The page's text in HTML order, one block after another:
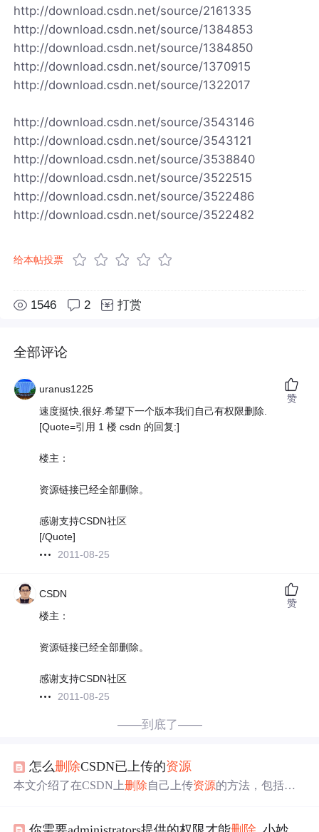
http://download.csdn.net/source/2161335
http://download.csdn.net/source/1384853
http://download.csdn.net/source/1384850
http://download.csdn.net/source/1370915
http://download.csdn.net/source/1322017
http://download.csdn.net/source/3543146
http://download.csdn.net/source/3543121
http://download.csdn.net/source/3538840
http://download.csdn.net/source/3522515
http://download.csdn.net/source/3522486
http://download.csdn.net/source/3522482
给本帖投票
1546 2 打赏
全部评论
uranus1225
速度挺快,很好.希望下一个版本我们自己有权限删除.
[Quote=引用 1 楼 csdn 的回复:]
楼主：
资源链接已经全部删除。
感谢支持CSDN社区
[/Quote]
2011-08-25
赞
CSDN
楼主：
资源链接已经全部删除。
感谢支持CSDN社区
2011-08-25
赞
——到底了——
怎么删除CSDN已上传的资源
本文介绍了在CSDN上删除自己上传资源的方法，包括直